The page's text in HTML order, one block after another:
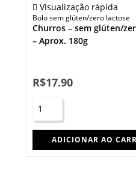
Visualização rápida
Bolo sem glúten/zero lactose
Churros – sem glúten/
– Aprox. 180g
R$17.90
ADICIONAR AO